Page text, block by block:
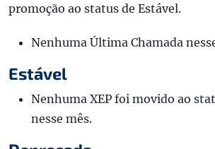
promoção ao status de Estável.
Nenhuma Última Chamada
Estável
Nenhuma XEP foi movido ao
nesse mês.